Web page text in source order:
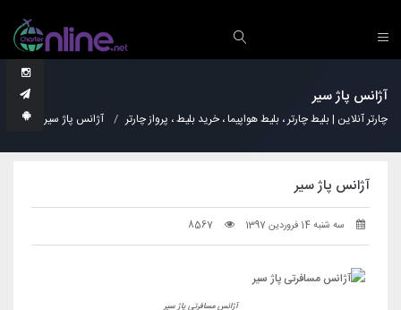
آژانس پاژ سیر
چارتر آنلاین | بلیط چارتر ، بلیط هواپیما ، خرید بلیط ، پرواز چارتر آژانس پاژ سیر
آژانس پاژ سیر
سه شنبه 14 فروردین 1397 8567
آژانس مسافرتی پاژ سیر